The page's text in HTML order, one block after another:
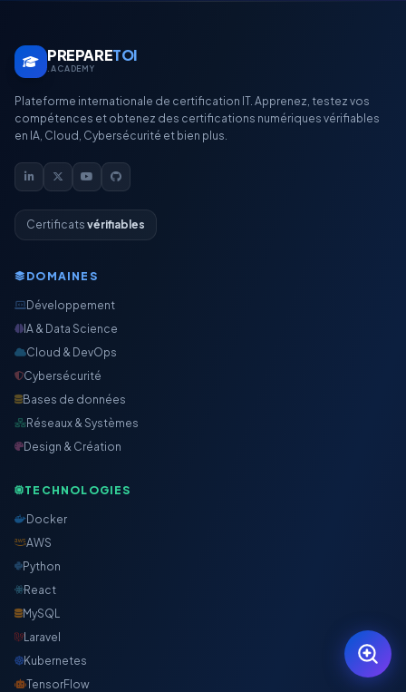
PREPARETOI
.ACADEMY
Plateforme internationale de certification IT. Apprenez, testez vos
compétences et obtenez des certifications numériques vérifiables
en IA, Cloud, Cybersécurité et bien plus.
Certificats vérifiables
DOMAINES
Développement
IA & Data Science
Cloud & DevOps
Cybersécurité
Bases de données
Réseaux & Systèmes
Design & Création
TECHNOLOGIES
Docker
AWS
Python
React
MySQL
Laravel
Kubernetes
TensorFlow